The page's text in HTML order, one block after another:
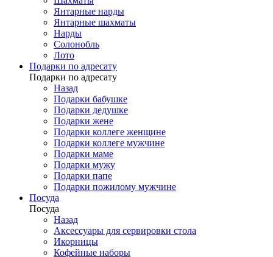
Янтарные нарды
Янтарные шахматы
Нарды
Солонобль
Лото
Подарки по адресату
Подарки по адресату
Назад
Подарки бабушке
Подарки дедушке
Подарки жене
Подарки коллеге женщине
Подарки коллеге мужчине
Подарки маме
Подарки мужу
Подарки папе
Подарки пожилому мужчине
Посуда
Посуда
Назад
Аксессуары для сервировки стола
Икорницы
Кофейные наборы